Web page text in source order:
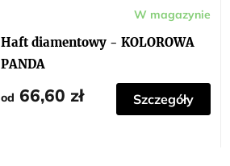
Haft diamentowy - KOLOROWA
PANDA
W magazynie
od 66,60 zł Szczegóły